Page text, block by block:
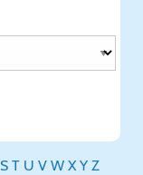
S T U V W XY Z